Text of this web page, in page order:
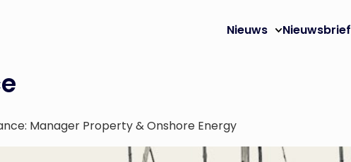
Nieuws Nieuwsbrief
Manager Property & Onshore Energy